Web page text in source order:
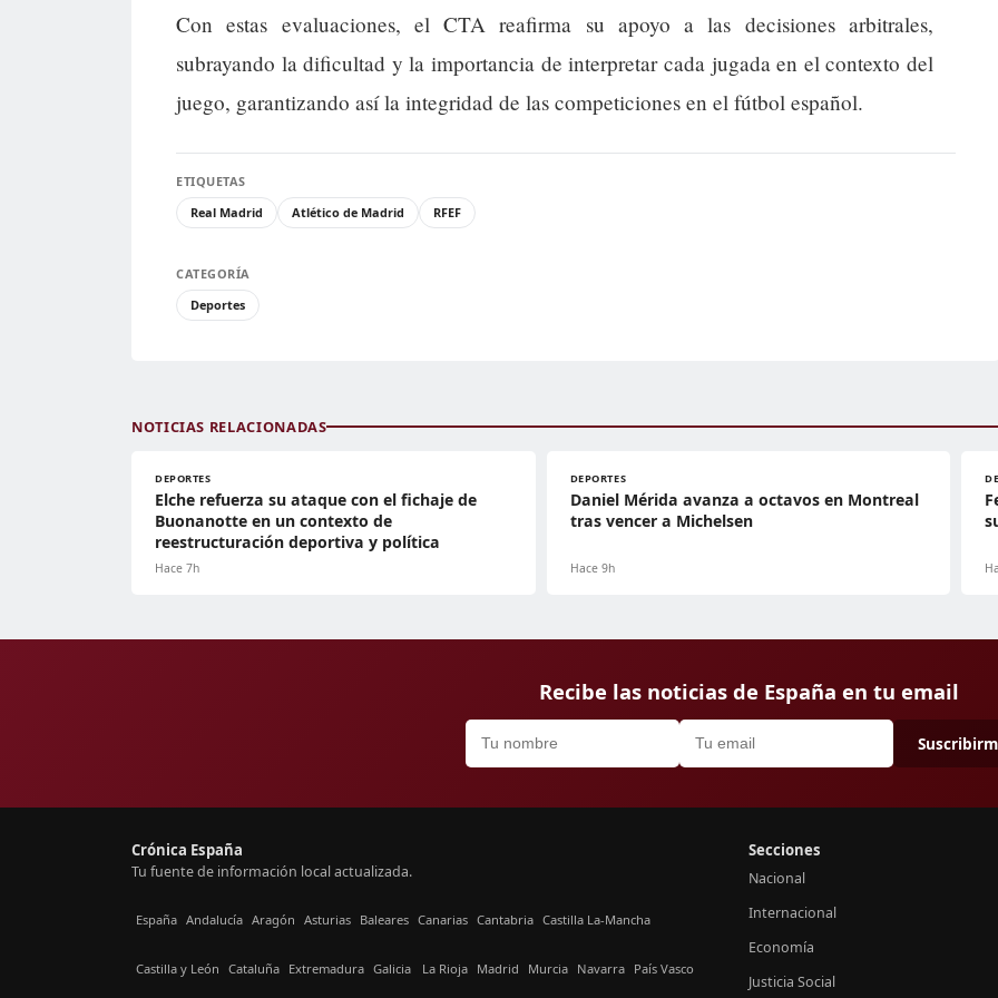
Con estas evaluaciones, el CTA reafirma su apoyo a las decisiones arbitrales,
subrayando la dificultad y la importancia de interpretar cada jugada en el contexto del
juego, garantizando así la integridad de las competiciones en el fútbol español.
ETIQUETAS
Real Madrid
Atlético de Madrid RFEF
CATEGORÍA
Deportes
NOTICIAS RELACIONADAS
DEPORTES
Elche refuerza su ataque con el fichaje de
Buonanotte en un contexto de
reestructuración deportiva y política
Hace 7h
DEPORTES
Daniel Mérida avanza a octavos en Montreal
tras vencer a Michelsen
Hace 9h
Recibe las noticias de España en tu email
Crónica España
Tu fuente de información local actualizada.
España Andalucía Aragón Asturias Baleares Canarias Cantabria Castilla La-Mancha
Castilla y León Cataluña Extremadura Galicia La Rioja Madrid Murcia Navarra País Vasco
Secciones
Nacional
Internacional
Economía
Justicia Social